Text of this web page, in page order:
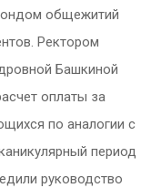
общежитий
Ректором
Башкиной
оплаты за
по аналогии с
период
руководство